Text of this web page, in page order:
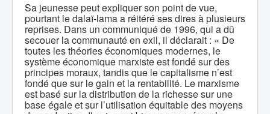
Sa jeunesse peut expliquer son point de vue,
pourtant le dalaï-lama a réitéré ses dires à plusieurs
reprises. Dans un communiqué de 1996, qui a dû
secouer la communauté en exil, il déclarait : « De
toutes les théories économiques modernes, le
système économique marxiste est fondé sur des
principes moraux, tandis que le capitalisme n’est
fondé que sur le gain et la rentabilité. Le marxisme
est basé sur la distribution de la richesse sur une
base égale et sur l’utilisation équitable des moyens